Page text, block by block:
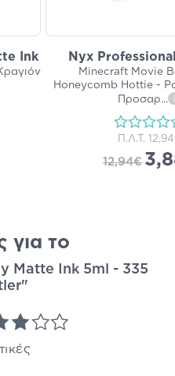
Ink Nyx
Minecraft Movie
Honeycomb Hottie -
Προσαρ... i
Π.Λ.Τ.
12,94€
για το
Matte Ink 5ml - 335